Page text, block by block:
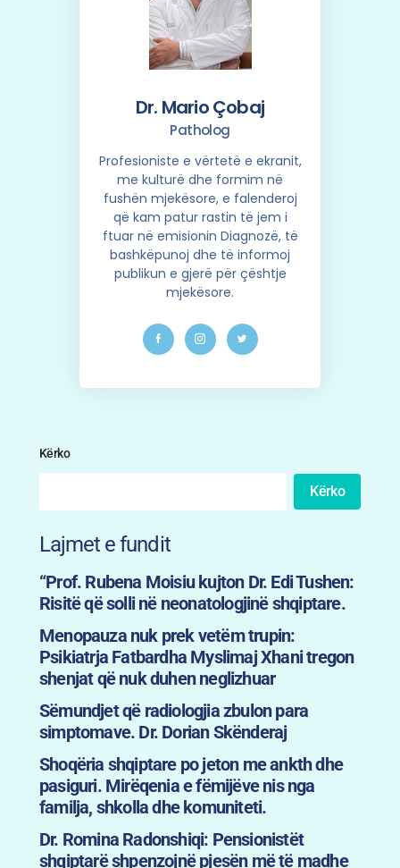
Dr. Mario Çobaj
Patholog
Profesioniste e vërtetë e ekranit,
me kulturë dhe formim në
fushën mjekësore, e falenderoj
që kam patur rastin të jem i
ftuar në emisionin Diagnozë, të
bashkëpunoj dhe të informoj
publikun e gjerë për çështje
mjekësore.
Kërko
Kërko
Lajmet e fundit
“Prof. Rubena Moisiu kujton Dr. Edi Tushen:
Risitë që solli në neonatologjinë shqiptare.
Menopauza nuk prek vetëm trupin:
Psikiatrja Fatbardha Myslimaj Xhani tregon
shenjat që nuk duhen neglizhuar
Sëmundjet që radiologjia zbulon para
simptomave. Dr. Dorian Skënderaj
Shoqëria shqiptare po jeton me ankth dhe
pasiguri. Mirëqenia e fëmijëve nis nga
familja, shkolla dhe komuniteti.
Dr. Romina Radonshiqi: Pensionistët
shqiptarë shpenzojnë pjesën më të madhe